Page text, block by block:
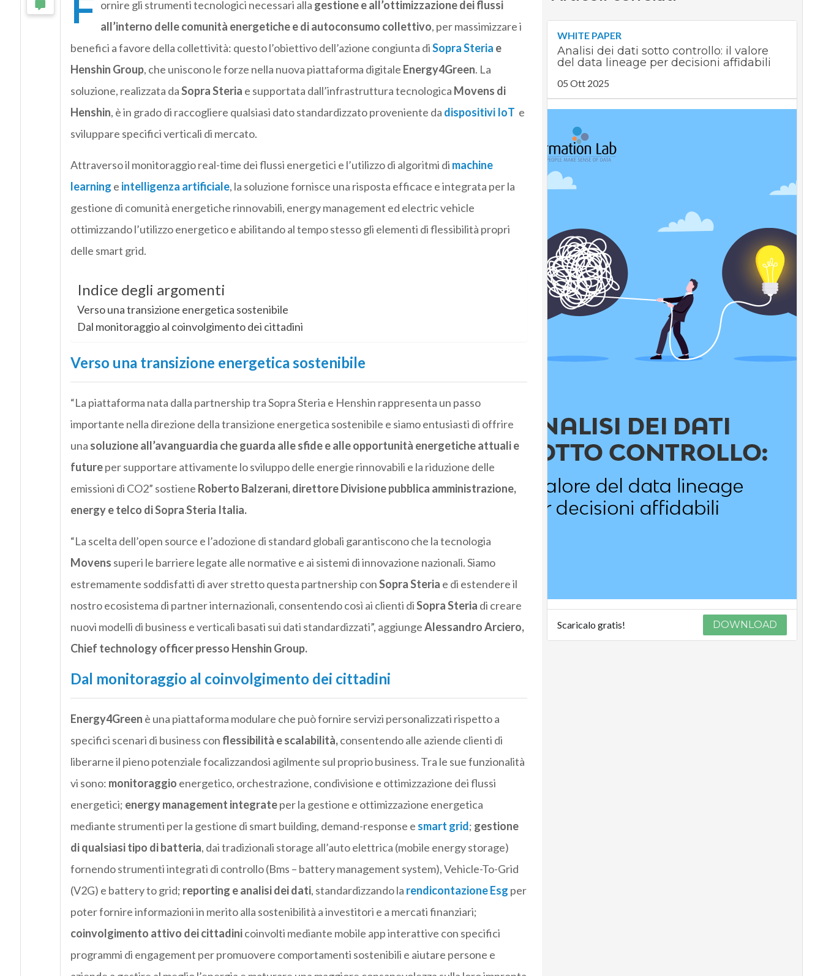
ornire gli strumenti tecnologici necessari alla gestione e all’ottimizzazione dei flussi
all’interno delle comunità energetiche e di autoconsumo collettivo, per massimizzare i
benefici a favore della collettività: questo l’obiettivo dell’azione congiunta diSopra Steria e
Henshin Group, che uniscono le forze nella nuova piattaforma digitale Energy4Green. La
soluzione, realizzata daSopra Steria e supportata dall’infrastruttura tecnologica Movens di
Henshin, è in grado di raccogliere qualsiasi dato standardizzato proveniente da dispositivi IoT e
sviluppare specifici verticali di mercato.
Attraverso il monitoraggio real-time dei flussi energetici e l’utilizzo di algoritmi di machine
learning e intelligenza artificiale, la soluzione fornisce una risposta efficace e integrata per la
gestione di comunità energetiche rinnovabili, energy management ed electric vehicle
ottimizzando l’utilizzo energetico e abilitando al tempo stesso gli elementi di flessibilità propri
delle smart grid.
Indice degli argomenti
Verso una transizione energetica sostenibile
Dal monitoraggio al coinvolgimento dei cittadini
Verso una transizione energetica sostenibile
“La piattaforma nata dalla partnership tra Sopra Steria e Henshin rappresenta un passo
importante nella direzione della transizione energetica sostenibile e siamo entusiasti di offrire
una soluzione all’avanguardia che guarda alle sfide e alle opportunità energetiche attuali e
futureper supportare attivamente lo sviluppo delle energie rinnovabili e la riduzione delle
emissioni di CO2” sostiene Roberto Balzerani, direttore Divisione pubblica amministrazione,
energy e telco di Sopra Steria Italia.
“La scelta dell’open source e l’adozione di standard globali garantiscono che la tecnologia
Movens superi le barriere legate alle normative e ai sistemi di innovazione nazionali. Siamo
estremamente soddisfatti di aver stretto questa partnership conSopra Steria e di estendere il
nostro ecosistema di partner internazionali, consentendo così ai clienti diSopra Steria di creare
nuovi modelli di business e verticali basati sui dati standardizzati”, aggiungeAlessandro Arciero,
Chief technology officer presso Henshin Group.
Dal monitoraggio al coinvolgimento dei cittadini
Energy4Green è una piattaforma modulare che può fornire servizi personalizzati rispetto a
specifici scenari di business con flessibilità e scalabilità,consentendo alle aziende clienti di
liberarne il pieno potenziale focalizzandosi agilmente sul proprio business. Tra le sue funzionalità
vi sono: monitoraggio energetico, orchestrazione, condivisione e ottimizzazione dei flussi
energetici; energy management integrateper la gestione e ottimizzazione energetica
mediante strumenti per la gestione di smart building, demand-response e smart grid; gestione
di qualsiasi tipo di batteria, dai tradizionali storage all’auto elettrica (mobile energy storage)
fornendo strumenti integrati di controllo (Bms – battery management system), Vehicle-To-Grid
(V2G) e battery to grid; reporting e analisi dei dati, standardizzando la rendicontazione Esg per
poter fornire informazioni in merito alla sostenibilità a investitori e a mercati finanziari;
coinvolgimento attivo dei cittadinicoinvolti mediante mobile app interattive con specifici
programmi di engagement per promuovere comportamenti sostenibili e aiutare persone e
WHITE PAPER
Analisi dei dati sotto controllo: il valore
del data lineage per decisioni affidabili
05 Ott 2025
Scaricalo gratis! DOWNLOAD